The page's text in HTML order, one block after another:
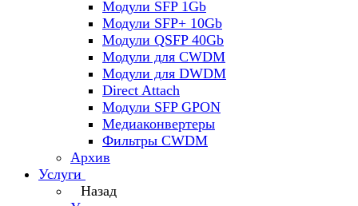
Модули SFP 1Gb
Модули SFP+ 10Gb
Модули QSFP 40Gb
Модули для CWDM
Модули для DWDM
Direct Attach
Модули SFP GPON
Медиаконвертеры
Фильтры CWDM
Архив
Услуги
Назад